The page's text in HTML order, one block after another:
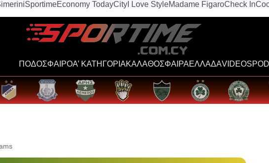
SportimeEconomy TodayCity I Love StyleMadame FigaroCheck In
ΠΟΔΟΣΦΑΙΡΟΑ’ ΚΑΤΗΓΟΡΙΑΚΑΛΑΘΟΣΦΑΙΡΑΕΛΛΑΔΑVIDEOS